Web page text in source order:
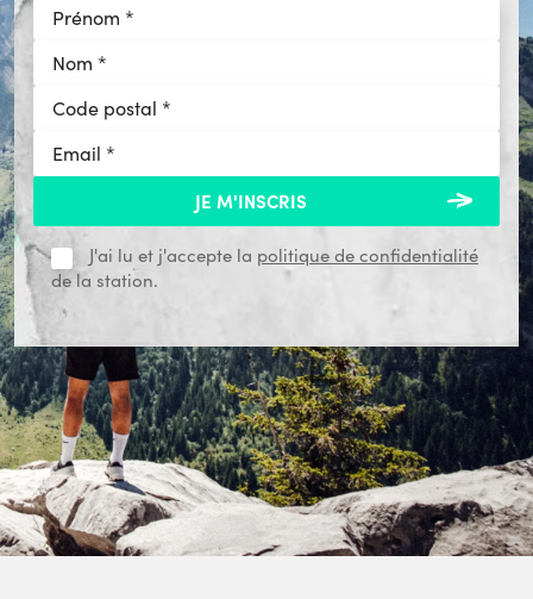
J'ai lu et j'accepte la politique de confidentialité
de la station.